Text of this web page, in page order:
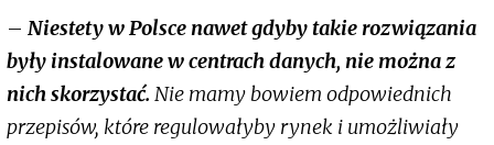
– Niestety w Polsce nawet gdyby takie rozwiązania
były instalowane w centrach danych, nie można z
nich skorzystać. Nie mamy bowiem odpowiednich
przepisów, które regulowałyby rynek i umożliwiały